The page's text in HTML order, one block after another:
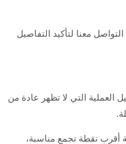
معنا لتأكيد التفاصيل
التي لا تظهر عادة من
أقرب نقطة تجمع مناسبة،